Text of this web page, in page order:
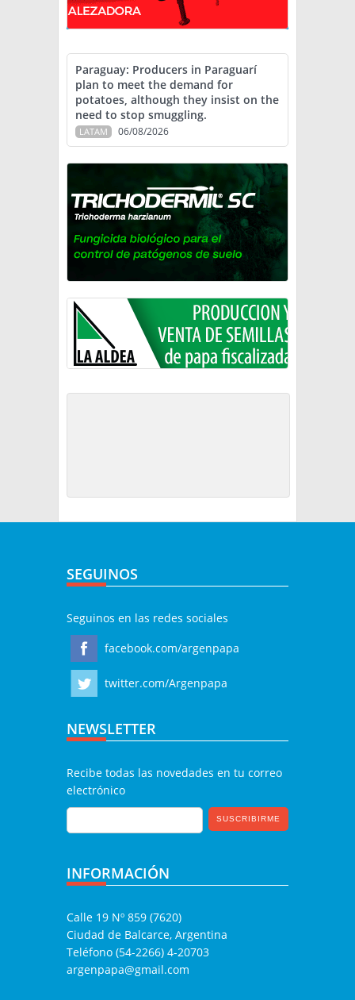
Paraguay: Producers in Paraguarí
plan to meet the demand for
potatoes, although they insist on the
need to stop smuggling.
LATAM 06/08/2026
SEGUINOS
Seguinos en las redes sociales
facebook.com/argenpapa
twitter.com/Argenpapa
NEWSLETTER
Recibe todas las novedades en tu correo
electrónico
INFORMACIÓN
Calle 19 Nº 859 (7620)
Ciudad de Balcarce, Argentina
Teléfono (54-2266) 4-20703
argenpapa@gmail.com